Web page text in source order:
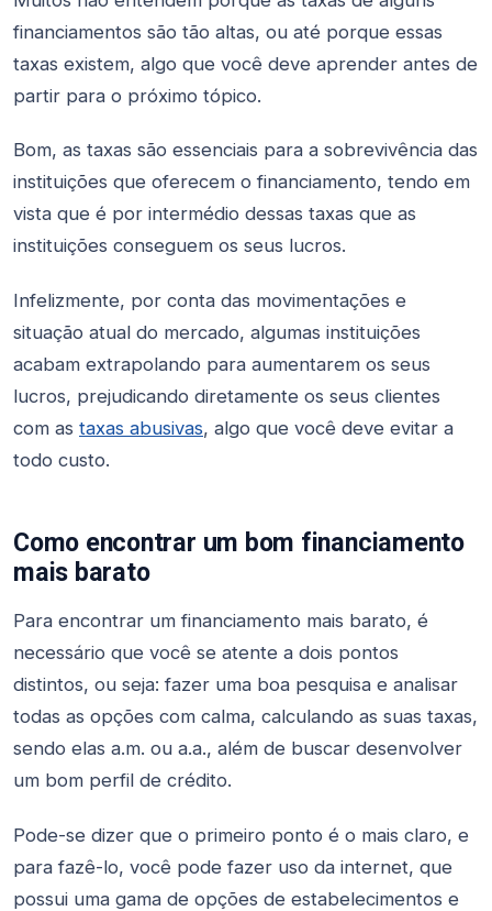
financiamentos são tão altas, ou até porque essas
taxas existem, algo que você deve aprender antes de
partir para o próximo tópico.
Bom, as taxas são essenciais para a sobrevivência das
instituições que oferecem o financiamento, tendo em
vista que é por intermédio dessas taxas que as
instituições conseguem os seus lucros.
Infelizmente, por conta das movimentações e
situação atual do mercado, algumas instituições
acabam extrapolando para aumentarem os seus
lucros, prejudicando diretamente os seus clientes
com as taxas abusivas, algo que você deve evitar a
todo custo.
Como encontrar um bom financiamento
mais barato
Para encontrar um financiamento mais barato, é
necessário que você se atente a dois pontos
distintos, ou seja: fazer uma boa pesquisa e analisar
todas as opções com calma, calculando as suas taxas,
sendo elas a.m. ou a.a., além de buscar desenvolver
um bom perfil de crédito.
Pode-se dizer que o primeiro ponto é o mais claro, e
para fazê-lo, você pode fazer uso da internet, que
possui uma gama de opções de estabelecimentos e